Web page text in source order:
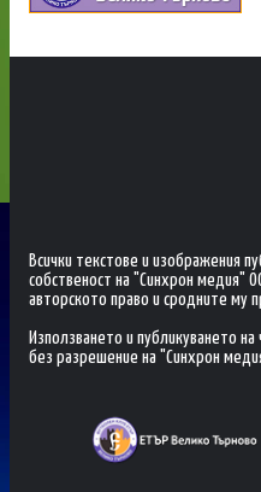
Всички текстове и изображения
собственост на "Синхрон медия"
авторското право и сродните му
Използването и публикуването
без разрешение на "Синхрон